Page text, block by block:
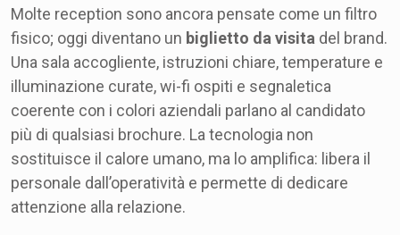
Molte reception sono ancora pensate come un filtro
fisico; oggi diventano un biglietto da visita del brand.
Una sala accogliente, istruzioni chiare, temperature e
illuminazione curate, wi-fi ospiti e segnaletica
coerente con i colori aziendali parlano al candidato
più di qualsiasi brochure. La tecnologia non
sostituisce il calore umano, ma lo amplifica: libera il
personale dall’operatività e permette di dedicare
attenzione alla relazione.